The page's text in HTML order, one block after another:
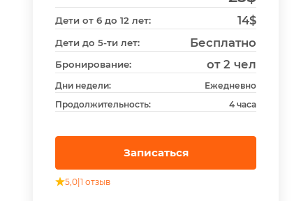
Дети от 6 до 12 лет: 14$
Дети до 5-ти лет: Бесплатно
Бронирование: от 2 чел
Дни недели:
Ежедневно
Продолжительность:
4 часа
Записаться
5,0|1 отзыв